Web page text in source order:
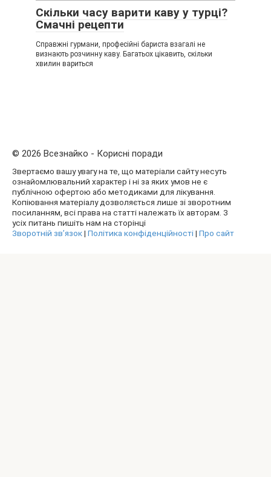
Скільки часу варити каву у турці?
Смачні рецепти
Справжні гурмани, професійні бариста взагалі не
визнають розчинну каву. Багатьох цікавить, скільки
хвилин вариться
© 2026 Всезнайко - Корисні поради
Звертаємо вашу увагу на те, що матеріали сайту несуть
ознайомлювальний характер і ні за яких умов не є
публічною офертою або методиками для лікування.
Копіювання матеріалу дозволяється лише зі зворотним
посиланням, всі права на статті належать їх авторам. З
усіх питань пишіть нам на сторінці
Зворотній зв’язок| Політика конфіденційності| Про сайт